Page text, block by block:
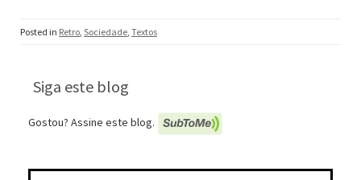
Posted in Retro, Sociedade, Textos
Siga este blog
Gostou? Assine este blog.
Pesquisar